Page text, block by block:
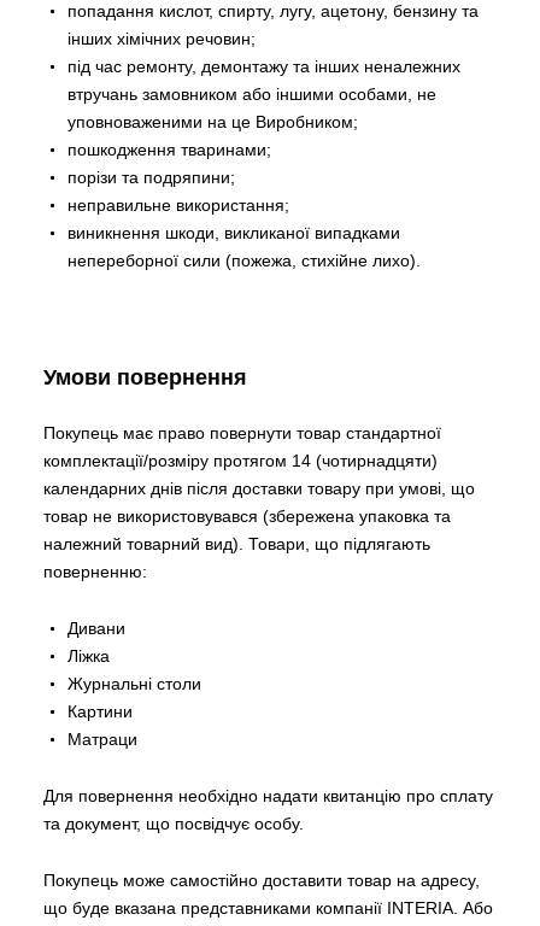
попадання кислот, спирту, лугу, ацетону, бензину та
інших хімічних речовин;
під час ремонту, демонтажу та інших неналежних
втручань замовником або іншими особами, не
уповноваженими на це Виробником;
пошкодження тваринами;
порізи та подряпини;
неправильне використання;
виникнення шкоди, викликаної випадками
непереборної сили (пожежа, стихійне лихо).
Умови повернення
Покупець має право повернути товар стандартної
комплектації/розміру протягом 14 (чотирнадцяти)
календарних днів після доставки товару при умові, що
товар не використовувався (збережена упаковка та
належний товарний вид). Товари, що підлягають
поверненню:
Дивани
Ліжка
Журнальні столи
Картини
Матраци
Для повернення необхідно надати квитанцію про сплату
та документ, що посвідчує особу.
Покупець може самостійно доставити товар на адресу,
що буде вказана представниками компанії INTERIA. Або